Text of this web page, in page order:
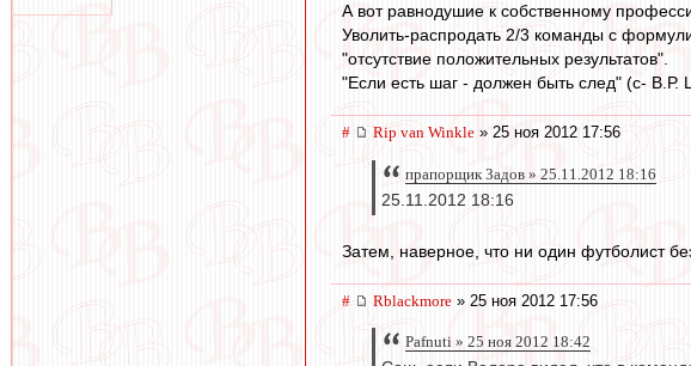
А вот равнодушие к собственному
Уволить-распродать 2/3 команды с
"отсутствие положительных результатов".
"Если есть шаг - должен быть след" (с- В.Р.
# Rip van Winkle » 25 ноя 2012 17:56
прапорщик 3адoв » 25.11.2012 18:16
25.11.2012 18:16
Затем, наверное, что ни один футболист
# Rblackmore » 25 ноя 2012 17:56
Pafnuti » 25 ноя 2012 18:42